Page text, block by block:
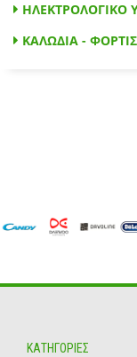
ΗΛΕΚΤΡΟΛΟΓΙΚΟ
ΚΑΛΩΔΙΑ -
ΚΑΤΗΓΟΡΙΕΣ